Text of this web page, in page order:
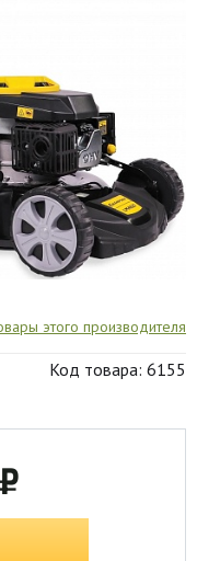
этого производителя
Код товара: 6155